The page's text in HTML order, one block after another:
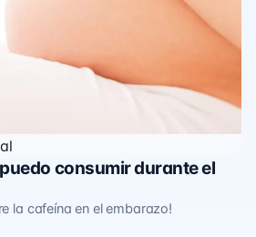
consumir durante el
la cafeína en el embarazo!